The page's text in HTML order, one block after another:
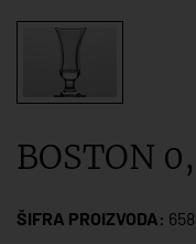
BOSTON
ŠIFRA PROIZVODA: